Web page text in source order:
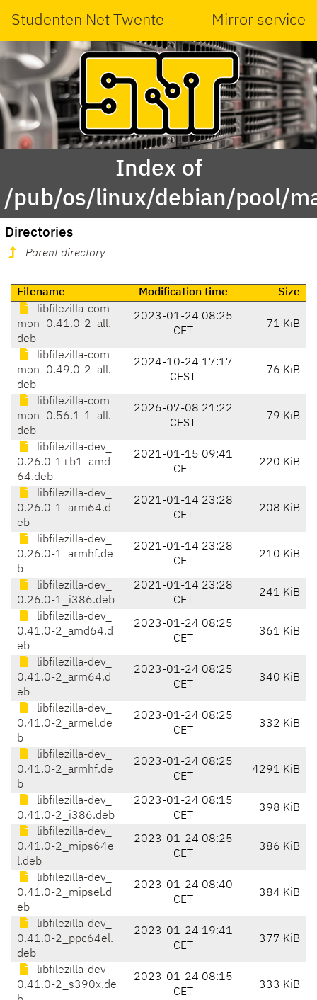
Studenten Net Twente Mirror service
Index of
/pub/os/linux/debian/pool/
Directories
Parent directory
Filename Modification time
Size
libfilezilla-com
mon_0.41.0-2_all.
deb
2023-01-24 08:25
CET
71 KiB
libfilezilla-com
mon_0.49.0-2_all.
deb
2024-10-24 17:17
CEST
76 KiB
libfilezilla-com
mon_0.56.1-1_all.
deb
2026-07-08 21:22
CEST
79 KiB
libfilezilla-dev_
0.26.0-1+b1_amd
64.deb
2021-01-15 09:41
CET
220 KiB
libfilezilla-dev_
0.26.0-1_arm64.d
eb
2021-01-14 23:28
CET
208 KiB
libfilezilla-dev_
0.26.0-1_armhf.de
b
2021-01-14 23:28
CET
210 KiB
libfilezilla-dev_
0.26.0-1_i386.deb
2021-01-14 23:28
CET
241 KiB
libfilezilla-dev_
0.41.0-2_amd64.d
eb
2023-01-24 08:25
CET
361 KiB
libfilezilla-dev_
0.41.0-2_arm64.d
eb
2023-01-24 08:25
CET
340 KiB
libfilezilla-dev_
0.41.0-2_armel.de
b
2023-01-24 08:25
CET
332 KiB
libfilezilla-dev_
0.41.0-2_armhf.de
b
2023-01-24 08:25
CET
4291 KiB
libfilezilla-dev_
0.41.0-2_i386.deb
2023-01-24 08:15
CET
398 KiB
libfilezilla-dev_
0.41.0-2_mips64e
l.deb
2023-01-24 08:25
CET
386 KiB
libfilezilla-dev_
0.41.0-2_mipsel.d
eb
2023-01-24 08:40
CET
384 KiB
libfilezilla-dev_
0.41.0-2_ppc64el.
deb
2023-01-24 19:41
CET
377 KiB
libfilezilla-dev_
0.41.0-2_s390x.de
2023-01-24 08:15
CET
333 KiB